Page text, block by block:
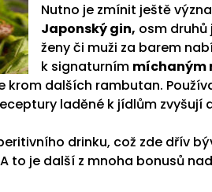
Nutno je zmínit ještě
Japonský gin, osm
ženy či muži za barem
k signaturním míchaným
krom dalších rambutan.
laděné k jídlům
drinku, což zde dřív
to je další z mnoha bonusů